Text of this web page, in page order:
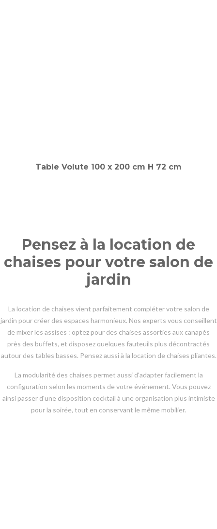
Pensez à la location de
chaises pour votre salon de
jardin
La location de chaises vient parfaitement compléter votre salon de
jardin pour créer des espaces harmonieux. Nos experts vous conseillent
de mixer les assises : optez pour des chaises assorties aux canapés
près des buffets, et disposez quelques fauteuils plus décontractés
autour des tables basses. Pensez aussi à la location de chaises pliantes.
La modularité des chaises permet aussi d'adapter facilement la
configuration selon les moments de votre événement. Vous pouvez
ainsi passer d'une disposition cocktail à une organisation plus intimiste
pour la soirée, tout en conservant le même mobilier.